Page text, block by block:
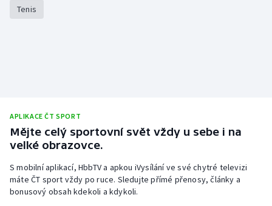
Rychlostní kanoistika
Triatlon
Vodní slalom
Tenis
APLIKACE ČT SPORT
Mějte celý sportovní svět vždy u sebe i na
velké obrazovce.
S mobilní aplikací, HbbTV a apkou iVysílání ve své chytré televizi
máte ČT sport vždy po ruce. Sledujte přímé přenosy, články a
bonusový obsah kdekoli a kdykoli.